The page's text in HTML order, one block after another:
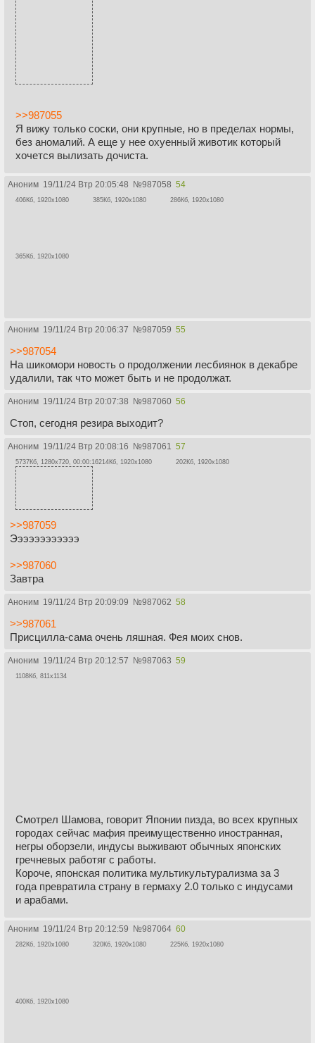
>>987055
Я вижу только соски, они крупные, но в пределах нормы,
без аномалий. А еще у нее охуенный животик который
хочется вылизать дочиста.
Аноним 19/11/24 Втр 20:05:48 №987058 54
406Кб, 1920x1080 385Кб, 1920x1080 286Кб, 1920x1080
365Кб, 1920x1080
Аноним 19/11/24 Втр 20:06:37 №987059 55
>>987054
На шикомори новость о продолжении лесбиянок в декабре
удалили, так что может быть и не продолжат.
Аноним 19/11/24 Втр 20:07:38 №987060 56
Стоп, сегодня резира выходит?
Аноним 19/11/24 Втр 20:08:16 №987061 57
5737Кб, 1280x720, 00:00:16214Кб, 1920x1080 202Кб, 1920x1080
>>987059
Ээээээээээээ
>>987060
Завтра
Аноним 19/11/24 Втр 20:09:09 №987062 58
>>987061
Присцилла-сама очень ляшная. Фея моих снов.
Аноним 19/11/24 Втр 20:12:57 №987063 59
1108Кб, 811x1134
Смотрел Шамова, говорит Японии пизда, во всех крупных
городах сейчас мафия преимущественно иностранная,
негры оборзели, индусы выживают обычных японских
гречневых работяг с работы.
Короче, японская политика мультикультурализма за 3
года превратила страну в гермаху 2.0 только с индусами
и арабами.
Аноним 19/11/24 Втр 20:12:59 №987064 60
282Кб, 1920x1080 320Кб, 1920x1080 225Кб, 1920x1080
400Кб, 1920x1080